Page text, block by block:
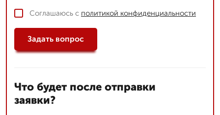
Соглашаюсь с политикой конфиденциальности
Задать вопрос
Что будет после отправки
заявки?